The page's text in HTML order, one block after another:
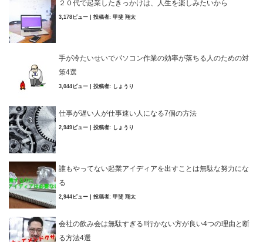
２０代で起業したきっかけは、人生を楽しみたいから
3,178ビュー 投稿者: 甲斐 翔太
手が冷たいせいでパソコン作業の効率が落ちる人のための対
策4選
3,044ビュー 投稿者: しょうり
仕事が遅い人が仕事速い人になる7個の方法
2,949ビュー 投稿者: しょうり
誰もやってない起業アイディアを出すことは無駄な努力にな
る
2,944ビュー 投稿者: 甲斐 翔太
会社の飲み会は無駄すぎる!!行かない方が良い4つの理由と断
る方法4選